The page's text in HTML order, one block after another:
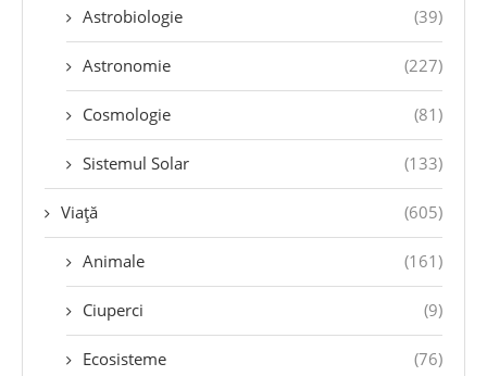
Astrobiologie (39)
Astronomie (227)
Cosmologie (81)
Sistemul Solar (133)
Viață (605)
Animale (161)
Ciuperci (9)
Ecosisteme (76)